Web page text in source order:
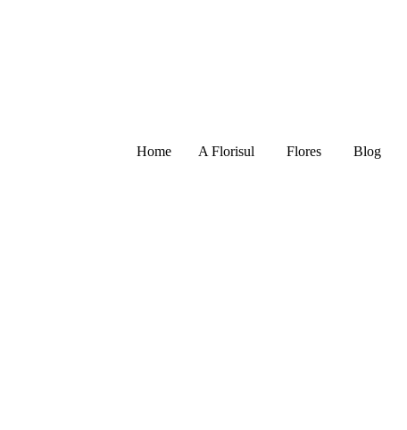
Home
A Florisul Flores Blog